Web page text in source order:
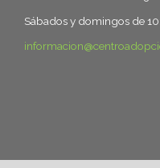
Sábados y domingos de
informacion